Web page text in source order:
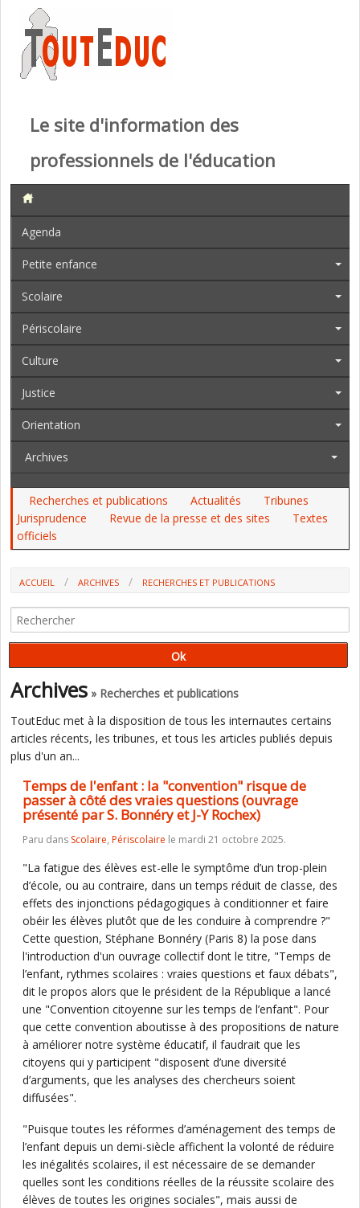
Le site d'information des
professionnels de l'éducation
Agenda
Petite enfance
Scolaire
Périscolaire
Culture
Justice
Orientation
Archives
Recherches et publications Actualités
Tribunes
Jurisprudence
Revue de la presse et des sites
Textes
officiels
ACCUEIL ARCHIVES
RECHERCHES ET PUBLICATIONS
DES VRAIES QUESTIONS (OUVRAGE PRÉSENTÉ PAR S. BONNÉRY ET J-Y
ROCHEX)
Archives » Recherches et publications
ToutEduc met à la disposition de tous les internautes certains
articles récents, les tribunes, et tous les articles publiés depuis
plus d'un an...
Temps de l'enfant : la "convention" risque de
passer à côté des vraies questions (ouvrage
présenté par S. Bonnéry et J-Y Rochex)
Paru dans Scolaire, Périscolaire le mardi 21 octobre 2025.
"La fatigue des élèves est-elle le symptôme d’un trop-plein
d’école, ou au contraire, dans un temps réduit de classe, des
effets des injonctions pédagogiques à conditionner et faire
obéir les élèves plutôt que de les conduire à comprendre ?"
Cette question, Stéphane Bonnéry (Paris 8) la pose dans
l'introduction d'un ouvrage collectif dont le titre, "Temps de
l’enfant, rythmes scolaires : vraies questions et faux débats",
dit le propos alors que le président de la République a lancé
une "Convention citoyenne sur les temps de l’enfant". Pour
que cette convention aboutisse à des propositions de nature
à améliorer notre système éducatif, il faudrait que les
citoyens qui y participent "disposent d’une diversité
d’arguments, que les analyses des chercheurs soient
diffusées".
"Puisque toutes les réformes d’aménagement des temps de
l’enfant depuis un demi-siècle affichent la volonté de réduire
les inégalités scolaires, il est nécessaire de se demander
quelles sont les conditions réelles de la réussite scolaire des
élèves de toutes les origines sociales", mais aussi de